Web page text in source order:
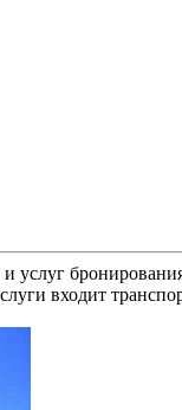
услуг
входит